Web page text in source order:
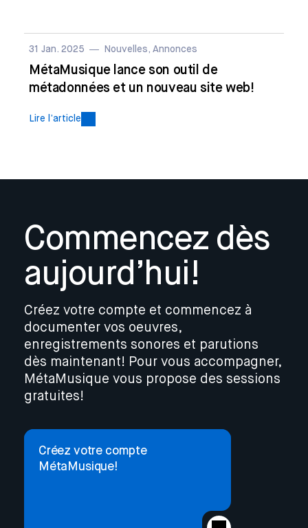
31 Jan. 2025 Nouvelles, Annonces
MétaMusique lance son outil de
métadonnées et un nouveau site web!
Lire l’article
Commencez dès
aujourd’hui!
Créez votre compte et commencez à
documenter vos oeuvres,
enregistrements sonores et parutions
dès maintenant! Pour vous accompagner,
MétaMusique vous propose des sessions
gratuites!
Créez votre compte
MétaMusique!